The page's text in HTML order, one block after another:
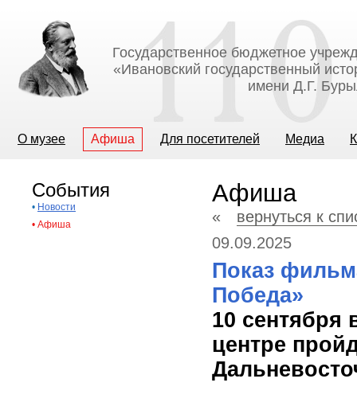
Государственное бюджетное
«Ивановский государственный
имени Д.Г.
О музее Афиша Для посетителей Медиа
События
• Новости
• Афиша
Афиша
« вернуться к
09.09.2025
Показ
Победа»
10 сентября
центре